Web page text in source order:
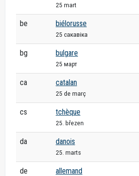
25 mart
be biélorusse
25 сакавіка
bg bulgare
25 март
ca catalan
25 de març
cs tchèque
25. březen
da danois
25. marts
de allemand